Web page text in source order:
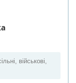
військові,